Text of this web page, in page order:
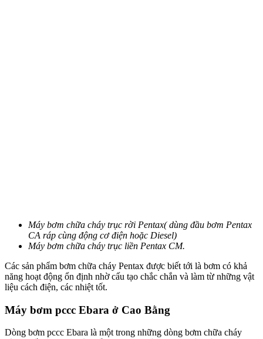
Máy bơm chữa cháy trục rời Pentax( dùng đầu bơm Pentax
CA ráp cùng động cơ điện hoặc Diesel)
Máy bơm chữa cháy trục liền Pentax CM.
Các sản phẩm bơm chữa cháy Pentax được biết tới là bơm có khả
năng hoạt động ổn định nhờ cấu tạo chắc chắn và làm từ những vật
liệu cách điện, các nhiệt tốt.
Máy bơm pccc Ebara ở Cao Bằng
Dòng bơm pccc Ebara là một trong những dòng bơm chữa cháy